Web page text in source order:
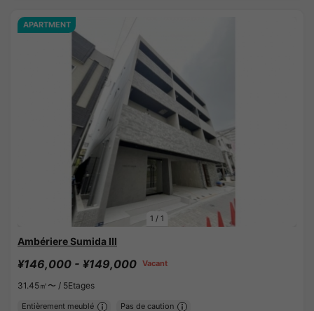
1 / 1
APARTMENT
Ambériere Sumida III
¥146,000 - ¥149,000 Vacant
31.45㎡〜 / 5Etages
Entièrement meublé Pas de caution